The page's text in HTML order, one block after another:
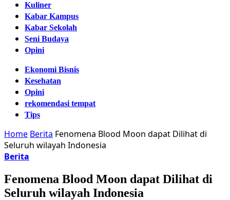
Kuliner
Kabar Kampus
Kabar Sekolah
Seni Budaya
Opini
Ekonomi Bisnis
Kesehatan
Opini
rekomendasi tempat
Tips
Home Berita Fenomena Blood Moon dapat Dilihat di
Seluruh wilayah Indonesia
Berita
Fenomena Blood Moon dapat Dilihat di
Seluruh wilayah Indonesia